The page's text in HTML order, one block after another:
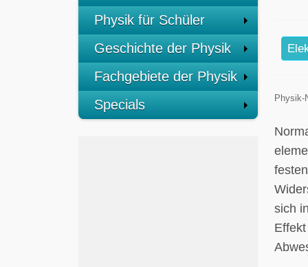
Physik für Schüler
Geschichte der Physik
Fachgebiete der Physik
Specials
Physik-
sich